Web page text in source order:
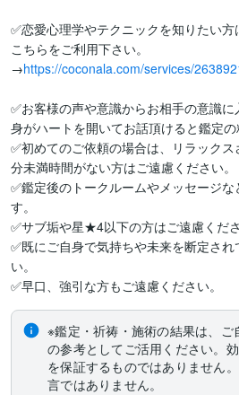
✅恋愛心理学やテクニックを知りたい方
こちらをご利用下さい。
→https://coconala.com/services/
✅お客様の声や意識からお相手の意識
身がハートを開いてお話頂けると鑑定の
✅初めてのご依頼の場合は、リラック
分未満時間がない方はご遠慮ください。
✅鑑定後のトークルームやメッセージ
す。
✅サブ垢や星★4以下の方はご遠慮くださ
✅既にご自身で気持ちや未来を断定さ
い。
※鑑定・祈祷・施術の結果は、ご
の参考としてご活用ください。
を保証するものではありません
言ではありません。